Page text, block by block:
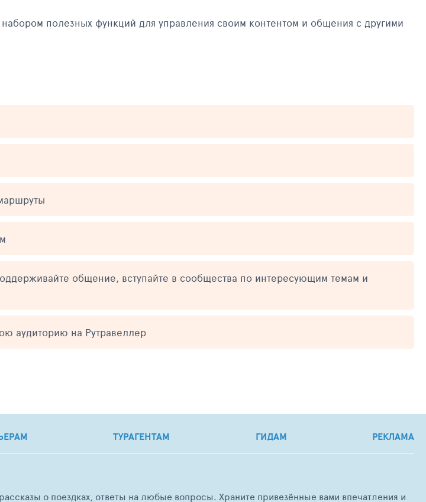
полезных функций для управления своим контентом и общения с другими
общение, вступайте в сообщества по интересующим темам и
аудиторию на Рутравеллер
ТУРАГЕНТАМ ГИДАМ РЕКЛАМА
о поездках, ответы на любые вопросы. Храните привезённые вами впечатления и